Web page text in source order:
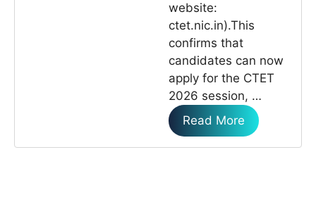
website:
ctet.nic.in).This
confirms that
candidates can now
apply for the CTET
2026 session, …
Read More